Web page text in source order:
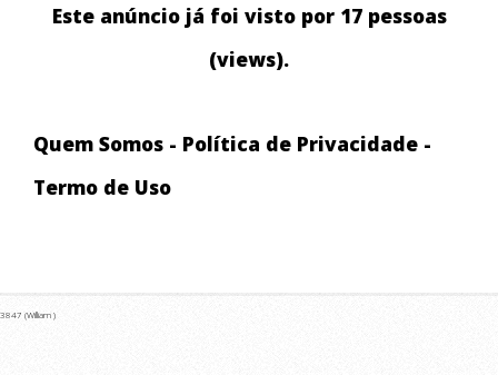
Este anúncio já foi visto por 17 pessoas
(views).
Quem Somos - Política de Privacidade -
Termo de Uso
3847 (William )